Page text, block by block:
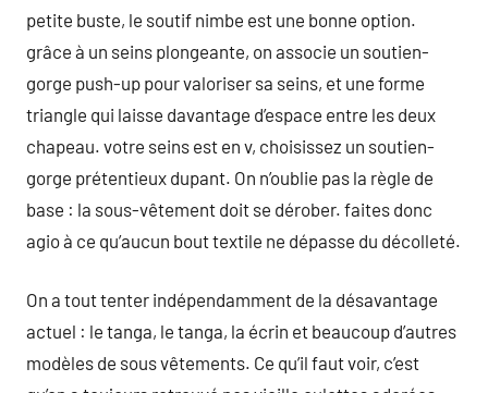
petite buste, le soutif nimbe est une bonne option.
grâce à un seins plongeante, on associe un soutien-
gorge push-up pour valoriser sa seins, et une forme
triangle qui laisse davantage d’espace entre les deux
chapeau. votre seins est en v, choisissez un soutien-
gorge prétentieux dupant. On n’oublie pas la règle de
base : la sous-vêtement doit se dérober. faites donc
agio à ce qu’aucun bout textile ne dépasse du décolleté.
On a tout tenter indépendamment de la désavantage
actuel : le tanga, le tanga, la écrin et beaucoup d’autres
modèles de sous vêtements. Ce qu’il faut voir, c’est